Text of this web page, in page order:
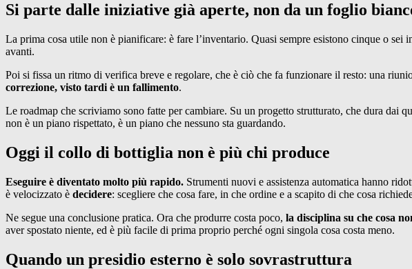
Si parte dalle iniziative già aperte, non da un foglio
La prima cosa utile non è pianificare: è fare l’inventario. Quasi sempre esistono cinque o
avanti.
Poi si fissa un ritmo di verifica breve e regolare, che è ciò che fa funzionare il resto: una
correzione, visto tardi è un fallimento.
Le roadmap che scriviamo sono fatte per cambiare. Su un progetto strutturato, che dura dai
non è un piano rispettato, è un piano che nessuno sta guardando.
Oggi il collo di bottiglia non è più chi produce
Eseguire è diventato molto più rapido. Strumenti nuovi e assistenza automatica hanno
è velocizzato è decidere: scegliere che cosa fare, in che ordine e a scapito di che cosa
Ne segue una conclusione pratica. Ora che produrre costa poco, la disciplina su che cosa
aver spostato niente, ed è più facile di prima proprio perché ogni singola cosa costa meno.
Quando un presidio esterno è solo sovrastruttura